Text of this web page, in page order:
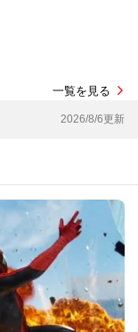
一覧を見る
2026/8/6更新